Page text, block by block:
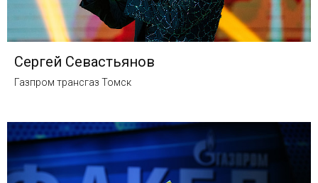
Сергей Севастьянов
Газпром трансгаз Томск